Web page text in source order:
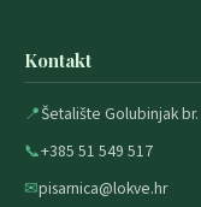
Kontakt
📍Šetalište Golubinjak
📞+385 51 549 517
✉pisarnica@lokve.hr